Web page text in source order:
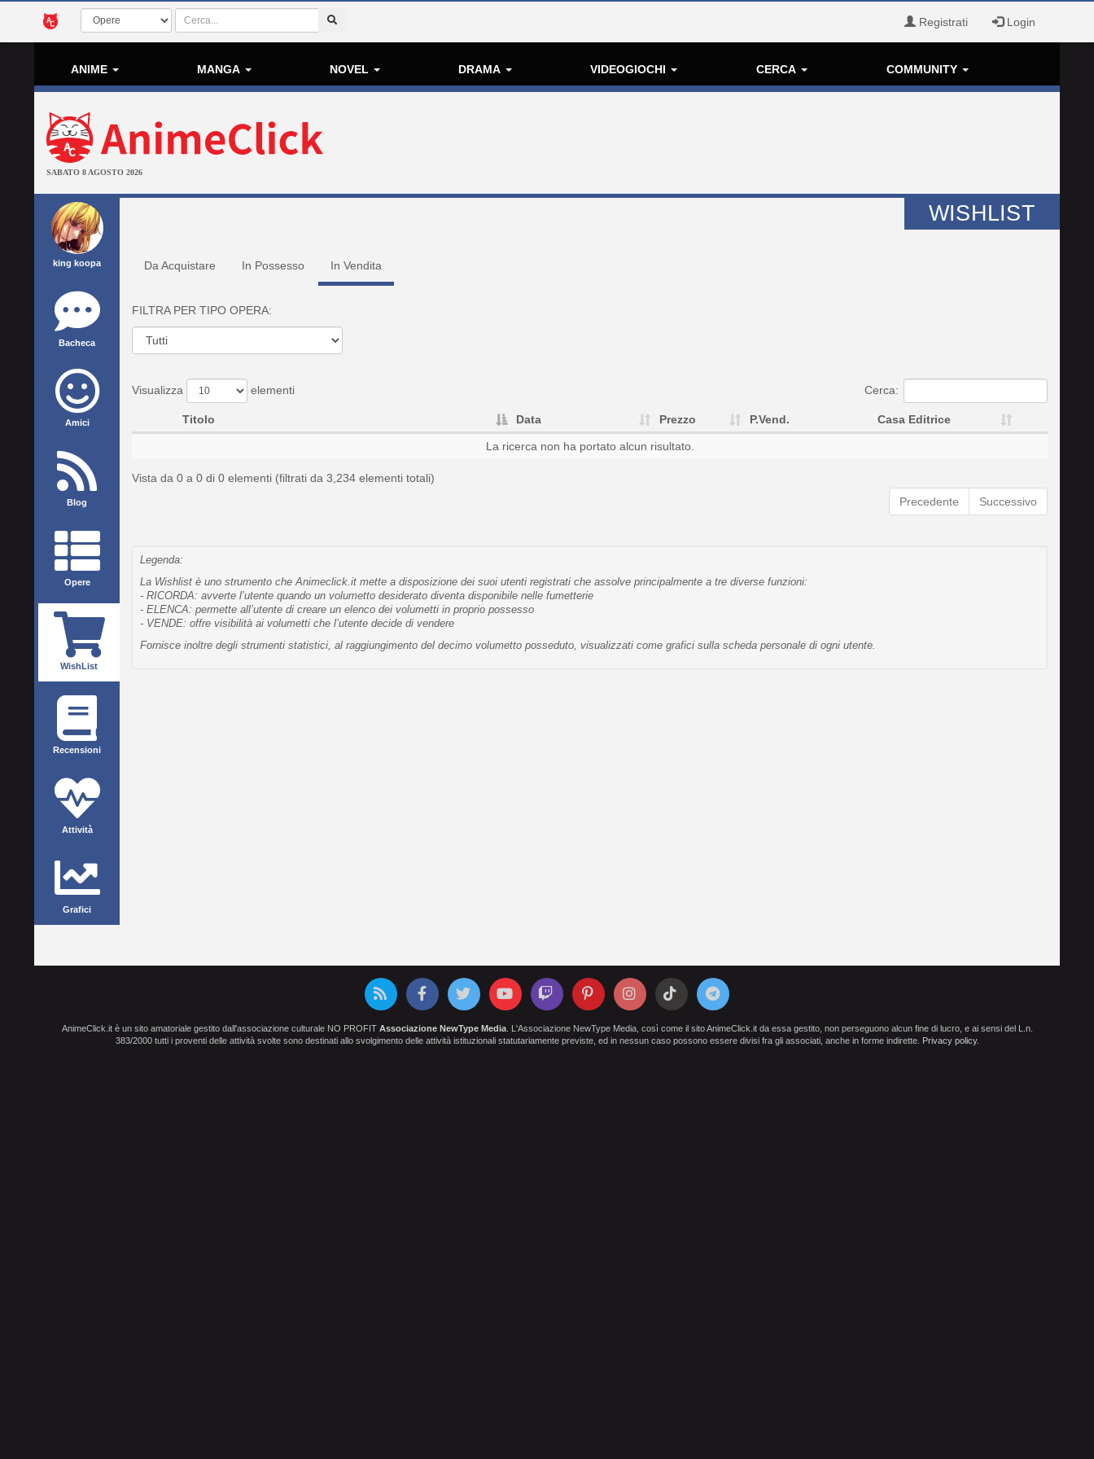
Registrati Login
ANIME MANGA NOVEL DRAMA VIDEOGIOCHI CERCA COMMUNITY
SABATO 8 AGOSTO 2026
king koopa
Bacheca
Amici
Blog
Opere
WishList
Recensioni
Attività
Grafici
WISHLIST
Da Acquistare In Possesso In Vendita
FILTRA PER TIPO OPERA:
Visualizza elementi Cerca:
Titolo Data Prezzo P.Vend. Casa Editrice
La ricerca non ha portato alcun risultato.
Vista da 0 a 0 di 0 elementi (filtrati da 3,234 elementi totali)
Precedente
Successivo
Legenda:
La Wishlist è uno strumento che Animeclick.it mette a disposizione dei suoi utenti registrati che assolve principalmente a tre diverse funzioni:
- RICORDA: avverte l’utente quando un volumetto desiderato diventa disponibile nelle fumetterie
- ELENCA: permette all’utente di creare un elenco dei volumetti in proprio possesso
- VENDE: offre visibilità ai volumetti che l’utente decide di vendere
Fornisce inoltre degli strumenti statistici, al raggiungimento del decimo volumetto posseduto, visualizzati come grafici sulla scheda personale di ogni utente.
AnimeClick.it è un sito amatoriale gestito dall'associazione culturale NO PROFIT Associazione NewType Media. L'Associazione NewType Media, così come il sito AnimeClick.it da essa gestito, non perseguono alcun fine di lucro, e ai sensi del L.n.
383/2000 tutti i proventi delle attività svolte sono destinati allo svolgimento delle attività istituzionali statutariamente previste, ed in nessun caso possono essere divisi fra gli associati, anche in forme indirette. Privacy policy.